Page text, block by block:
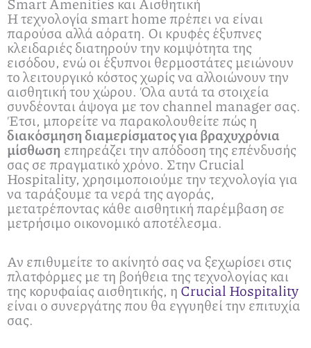
Η τεχνολογία smart home πρέπει να είναι
παρούσα αλλά αόρατη. Οι κρυφές έξυπνες
κλειδαριές διατηρούν την κομψότητα της
εισόδου, ενώ οι έξυπνοι θερμοστάτες μειώνουν
το λειτουργικό κόστος χωρίς να αλλοιώνουν την
αισθητική του χώρου. Όλα αυτά τα στοιχεία
συνδέονται άψογα με τον channel manager σας.
Έτσι, μπορείτε να παρακολουθείτε πώς η
διακόσμηση διαμερίσματος για βραχυχρόνια
μίσθωσηεπηρεάζει την απόδοση της επένδυσής
σας σε πραγματικό χρόνο. Στην Crucial
Hospitality, χρησιμοποιούμε την τεχνολογία για
να ταράξουμε τα νερά της αγοράς,
μετατρέποντας κάθε αισθητική παρέμβαση σε
μετρήσιμο οικονομικό αποτέλεσμα.
Αν επιθυμείτε το ακίνητό σας να ξεχωρίσει στις
πλατφόρμες με τη βοήθεια της τεχνολογίας και
της κορυφαίας αισθητικής, η Crucial Hospitality
είναι ο συνεργάτης που θα εγγυηθεί την επιτυχία
σας.